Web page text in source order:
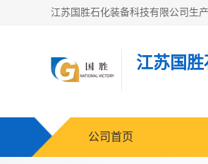
江苏国
公司首页